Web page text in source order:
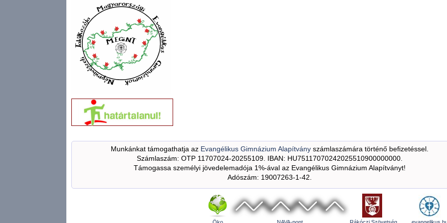
Munkánkat támogathatja az Evangélikus Gimnázium Alapítványszámlaszámára történő befizetéssel.
Számlaszám: OTP 11707024-20255109. IBAN: HU75117070242025510900000000.
Támogassa személyi jövedelemadója 1%-ával az Evangélikus Gimnázium Alapítványt!
Adószám: 19007263-1-42.